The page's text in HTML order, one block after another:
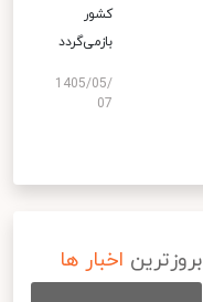
کشور
بازمی‌گردد
1405/05/
07
بروزترین اخبار ها